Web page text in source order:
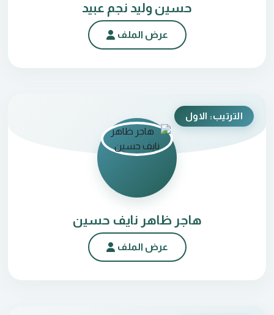
حسين وليد نجم عبيد
عرض الملف
الترتيب: الاول
هاجر ظاهر نايف حسين
عرض الملف